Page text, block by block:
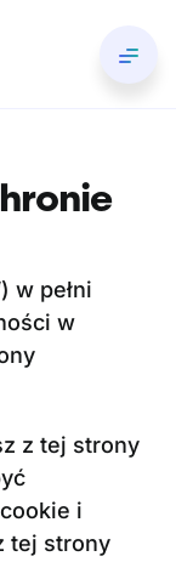
w pełni
w
z tej strony
i
tej strony